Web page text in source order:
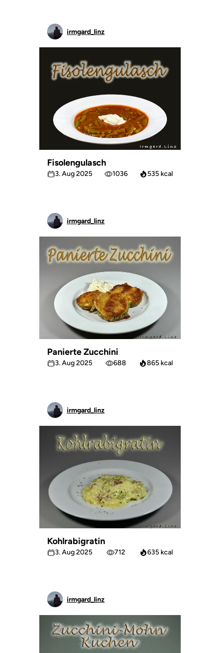
irmgard_linz
Fisolengulasch
3. Aug 2025 1036 535 kcal
irmgard_linz
Panierte Zucchini
3. Aug 2025 688 865 kcal
irmgard_linz
Kohlrabigratin
3. Aug 2025 712 635 kcal
irmgard_linz